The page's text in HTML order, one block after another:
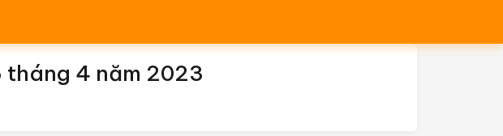
tháng 4 năm 2023